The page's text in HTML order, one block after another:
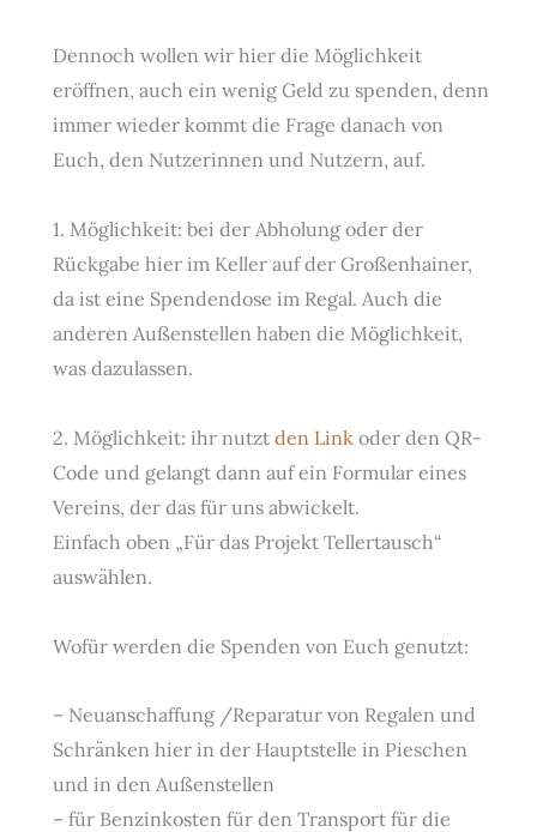
Dennoch wollen wir hier die Möglichkeit
eröffnen, auch ein wenig Geld zu spenden, denn
immer wieder kommt die Frage danach von
Euch, den Nutzerinnen und Nutzern, auf.
1. Möglichkeit: bei der Abholung oder der
Rückgabe hier im Keller auf der Großenhainer,
da ist eine Spendendose im Regal. Auch die
anderen Außenstellen haben die Möglichkeit,
was dazulassen.
2. Möglichkeit: ihr nutzt den Link oder den QR-
Code und gelangt dann auf ein Formular eines
Vereins, der das für uns abwickelt.
Einfach oben „Für das Projekt Tellertausch“
auswählen.
Wofür werden die Spenden von Euch genutzt:
– Neuanschaffung /Reparatur von Regalen und
Schränken hier in der Hauptstelle in Pieschen
und in den Außenstellen
– für Benzinkosten für den Transport für die